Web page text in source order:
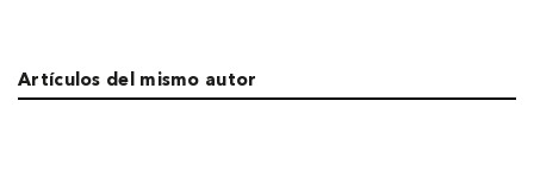
Artículos del mismo autor